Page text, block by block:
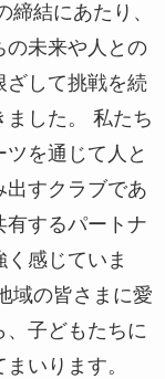
結にあたり、
の未来や人との
ざして挑戦を続
した。 私たち
を通じて人と
出すクラブであ
有するパートナ
感じていま
域の皆さまに愛
、子どもたちに
いります。